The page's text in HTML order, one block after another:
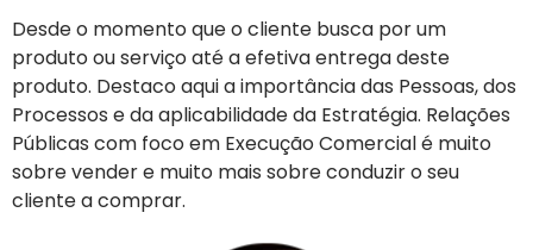
Desde o momento que o cliente busca por um
produto ou serviço até a efetiva entrega deste
produto. Destaco aqui a importância das Pessoas, dos
Processos e da aplicabilidade da Estratégia. Relações
Públicas com foco em Execução Comercial é muito
sobre vender e muito mais sobre conduzir o seu
cliente a comprar.